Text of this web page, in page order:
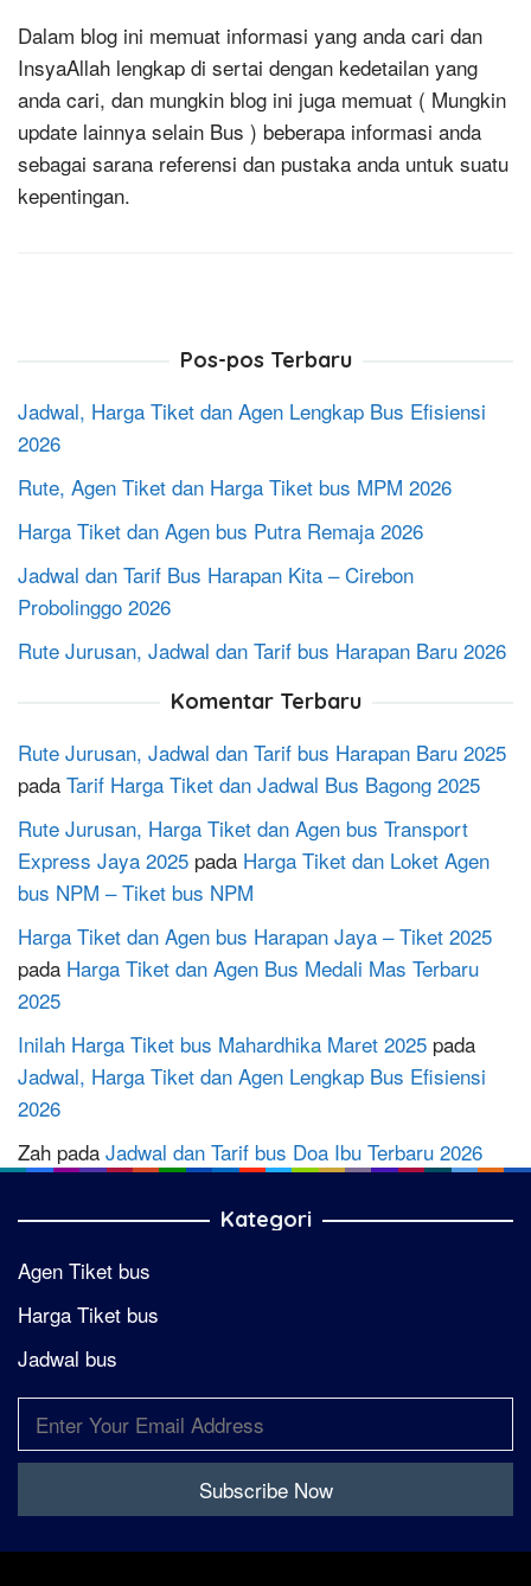
Dalam blog ini memuat informasi yang anda cari dan
InsyaAllah lengkap di sertai dengan kedetailan yang
anda cari, dan mungkin blog ini juga memuat ( Mungkin
update lainnya selain Bus ) beberapa informasi anda
sebagai sarana referensi dan pustaka anda untuk suatu
kepentingan.
Pos-pos Terbaru
Jadwal, Harga Tiket dan Agen Lengkap Bus Efisiensi
2026
Rute, Agen Tiket dan Harga Tiket bus MPM 2026
Harga Tiket dan Agen bus Putra Remaja 2026
Jadwal dan Tarif Bus Harapan Kita – Cirebon
Probolinggo 2026
Rute Jurusan, Jadwal dan Tarif bus Harapan Baru 2026
Komentar Terbaru
Rute Jurusan, Jadwal dan Tarif bus Harapan Baru 2025
pada Tarif Harga Tiket dan Jadwal Bus Bagong 2025
Rute Jurusan, Harga Tiket dan Agen bus Transport
Express Jaya 2025 pada Harga Tiket dan Loket Agen
bus NPM – Tiket bus NPM
Harga Tiket dan Agen bus Harapan Jaya – Tiket 2025
pada Harga Tiket dan Agen Bus Medali Mas Terbaru
2025
Inilah Harga Tiket bus Mahardhika Maret 2025 pada
Jadwal, Harga Tiket dan Agen Lengkap Bus Efisiensi
2026
Zah pada Jadwal dan Tarif bus Doa Ibu Terbaru 2026
Kategori
Agen Tiket bus
Harga Tiket bus
Jadwal bus